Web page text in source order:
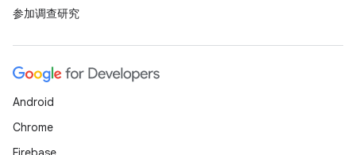
参加调查研究
Android
Chrome